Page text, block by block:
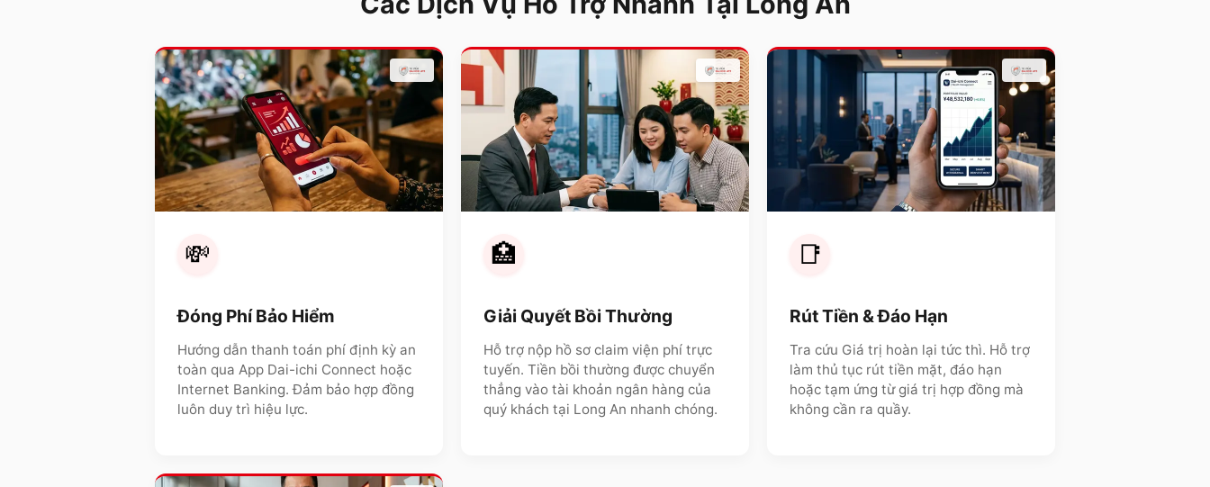
💸
Đóng Phí Bảo Hiểm
Hướng dẫn thanh toán phí định kỳ an
toàn qua App Dai-ichi Connect hoặc
Internet Banking. Đảm bảo hợp đồng
luôn duy trì hiệu lực.
🏥
Giải Quyết Bồi Thường
Hỗ trợ nộp hồ sơ claim viện phí trực
tuyến. Tiền bồi thường được chuyển
thẳng vào tài khoản ngân hàng của
quý khách tại Long An nhanh chóng.
📑
Rút Tiền & Đáo Hạn
Tra cứu Giá trị hoàn lại tức thì. Hỗ trợ
làm thủ tục rút tiền mặt, đáo hạn
hoặc tạm ứng từ giá trị hợp đồng mà
không cần ra quầy.